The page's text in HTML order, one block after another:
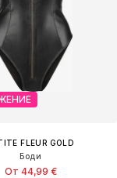
FLEUR GOLD
Боди
От 44,99 €